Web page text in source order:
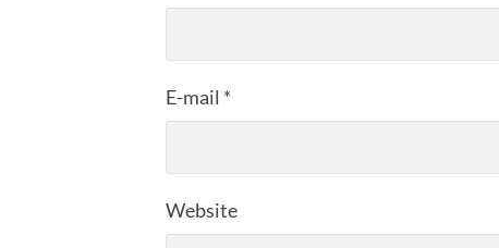
E-mail *
Website